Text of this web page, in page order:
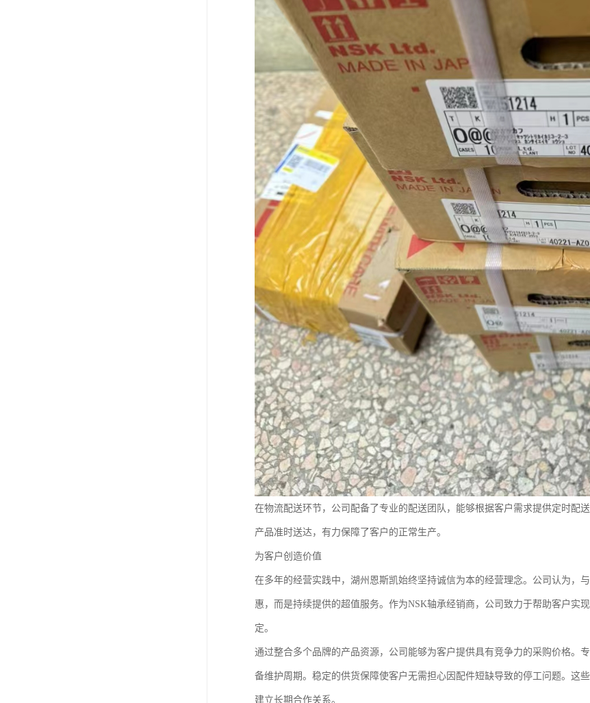
在物流配送环节，公司配备了专业的配送团队，能够根据客户需求提供定时配
产品准时送达，有力保障了客户的正常生产。
为客户创造价值
在多年的经营实践中，湖州恩斯凯始终坚持诚信为本的经营理念。公司认为，
惠，而是持续提供的超值服务。作为NSK轴承经销商，公司致力于帮助客户实
定。
通过整合多个品牌的产品资源，公司能够为客户提供具有竞争力的采购价格。
备维护周期。稳定的供货保障使客户无需担心因配件短缺导致的停工问题。这
建立长期合作关系。